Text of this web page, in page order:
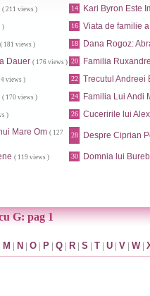
( 211 views ) 14 Kari Byron Este
) 16 Viata de familie
( 181 views ) 18 Dana Rogoz:
Dauer ( 176 views ) 20 Familia
views ) 22 Trecutul Andreei
( 170 views ) 24 Familia Lui Andi
) 26 Cuceririle lui
Mare Om ( 127
28 Despre Ciprian
( 119 views ) 30 Domnia lui
G: pag 1
M | N | O | P | Q | R | S | T | U | V | W|